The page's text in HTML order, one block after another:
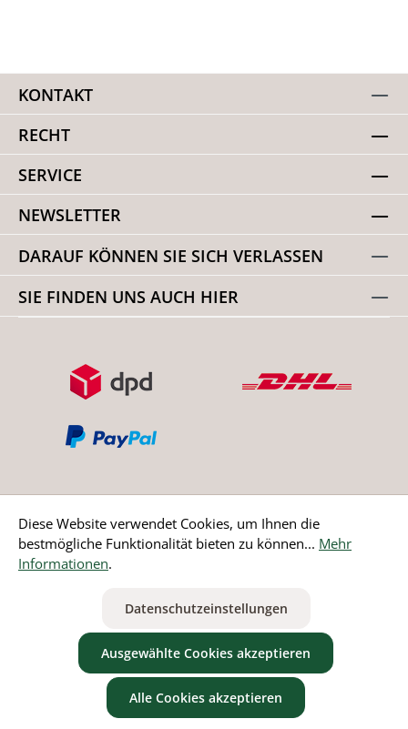
KONTAKT
RECHT
SERVICE
NEWSLETTER
DARAUF KÖNNEN SIE SICH VERLASSEN
SIE FINDEN UNS AUCH HIER
Bestellung widerrufen
ausgenommen Nicht EU-Länder
Diese Website verwendet Cookies, um Ihnen die
bestmögliche Funktionalität bieten zu können... Mehr
Informationen.
Datenschutzeinstellungen
Ausgewählte Cookies akzeptieren
Alle Cookies akzeptieren